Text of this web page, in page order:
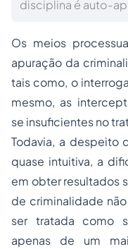
disciplina é auto-
Os meios
apuração da
tais como, o
mesmo, as
se insuficientes no
Todavia, a despeito
quase intuitiva, a
em obter resultados
de criminalidade
ser tratada como
apenas de um